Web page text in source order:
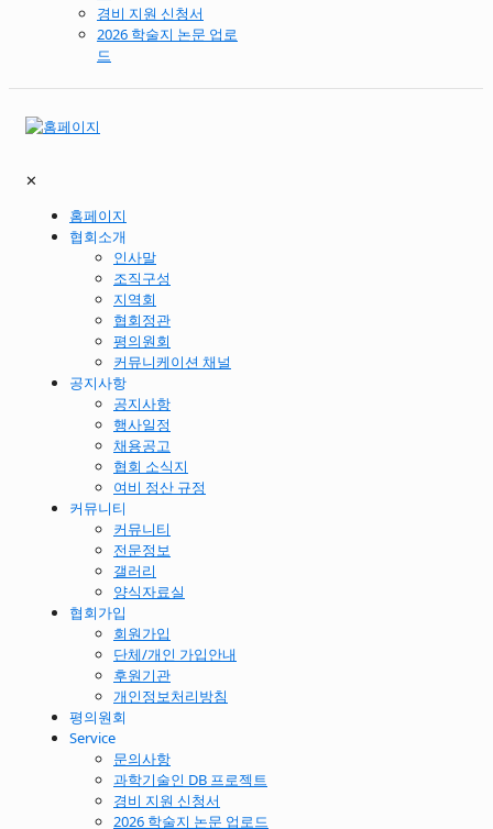
경비 지원 신청서
2026 학술지 논문 업로
드
✕
홈페이지
협회소개
인사말
조직구성
지역회
협회정관
평의원회
커뮤니케이션 채널
공지사항
공지사항
행사일정
채용공고
협회 소식지
여비 정산 규정
커뮤니티
커뮤니티
전문정보
갤러리
양식자료실
협회가입
회원가입
단체/개인 가입안내
후원기관
개인정보처리방침
평의원회
Service
문의사항
과학기술인 DB 프로젝트
경비 지원 신청서
2026 학술지 논문 업로드